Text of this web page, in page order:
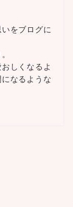
をブログに
しくなるよ
なるような